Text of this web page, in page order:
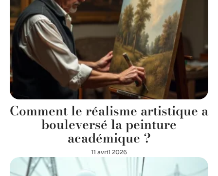
Comment le réalisme artistique a
bouleversé la peinture
académique ?
11 avril 2026